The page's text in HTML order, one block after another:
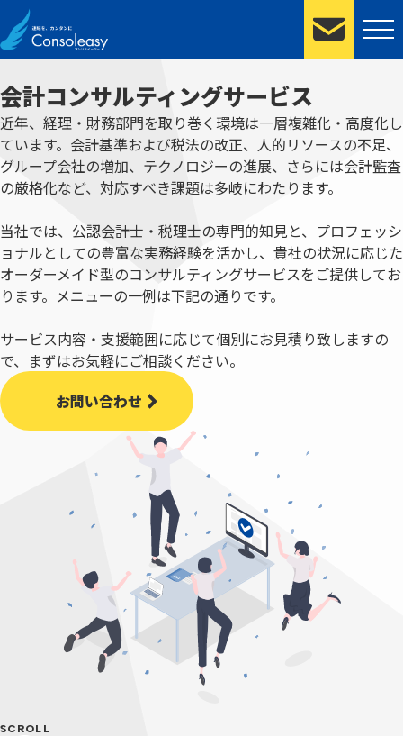
会計コンサルティングサービス
近年、経理・財務部門を取り巻く環境は一層複雑化・高度化し
ています。会計基準および税法の改正、人的リソースの不足、
グループ会社の増加、テクノロジーの進展、さらには会計監査
の厳格化など、対応すべき課題は多岐にわたります。
当社では、公認会計士・税理士の専門的知見と、プロフェッシ
ョナルとしての豊富な実務経験を活かし、貴社の状況に応じた
オーダーメイド型のコンサルティングサービスをご提供してお
ります。メニューの一例は下記の通りです。
サービス内容・支援範囲に応じて個別にお見積り致しますの
で、まずはお気軽にご相談ください。
お問い合わせ
SCROLL